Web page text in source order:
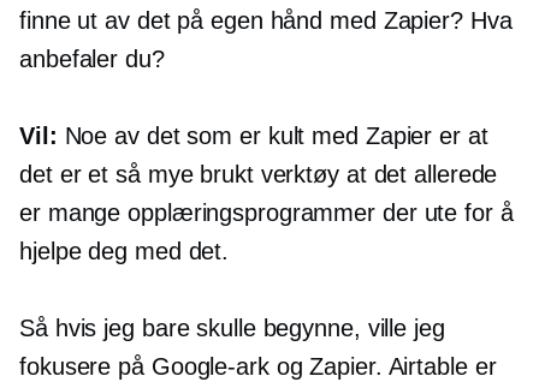
finne ut av det på egen hånd med Zapier? Hva
anbefaler du?
Vil: Noe av det som er kult med Zapier er at
det er et så mye brukt verktøy at det allerede
er mange opplæringsprogrammer der ute for å
hjelpe deg med det.
Så hvis jeg bare skulle begynne, ville jeg
fokusere på Google-ark og Zapier. Airtable er